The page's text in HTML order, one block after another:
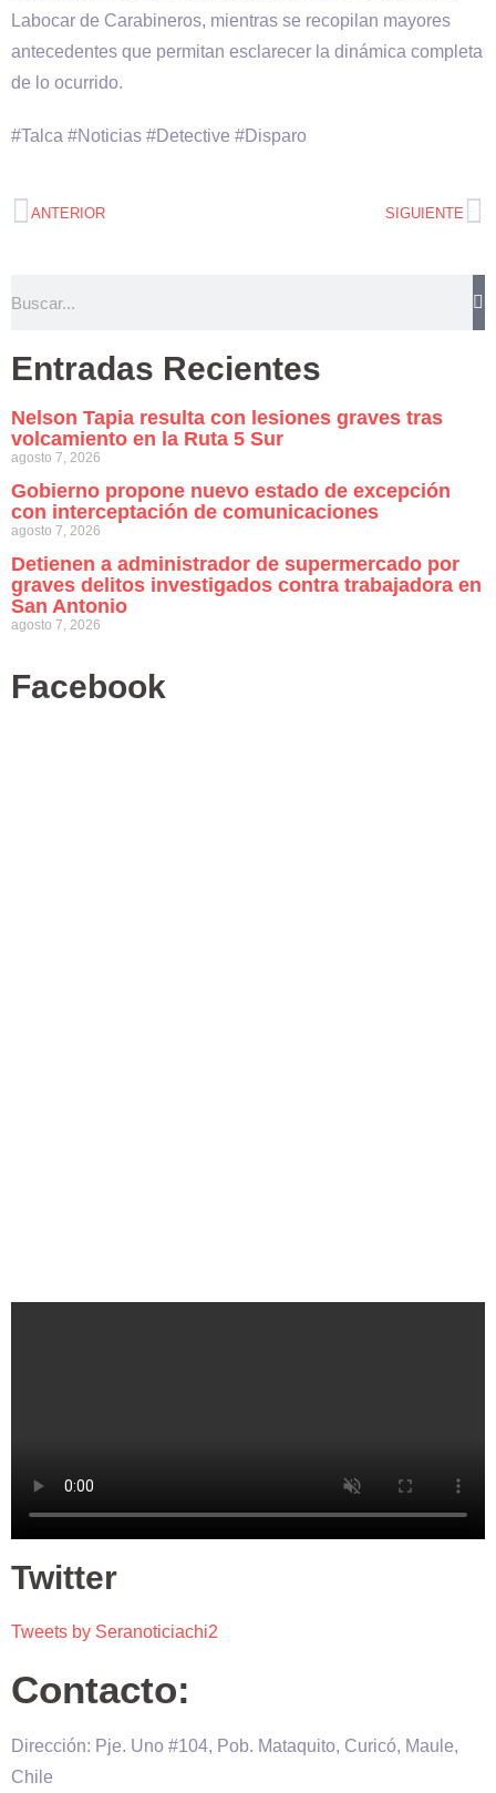
Labocar de Carabineros, mientras se recopilan mayores
antecedentes que permitan esclarecer la dinámica completa
de lo ocurrido.
#Talca #Noticias #Detective #Disparo
ANTERIOR SIGUIENTE
Entradas Recientes
Nelson Tapia resulta con lesiones graves tras
volcamiento en la Ruta 5 Sur
agosto 7, 2026
Gobierno propone nuevo estado de excepción
con interceptación de comunicaciones
agosto 7, 2026
Detienen a administrador de supermercado por
graves delitos investigados contra trabajadora en
San Antonio
agosto 7, 2026
Facebook
Twitter
Tweets by Seranoticiachi2
Contacto:
Dirección: Pje. Uno #104, Pob. Mataquito, Curicó, Maule,
Chile